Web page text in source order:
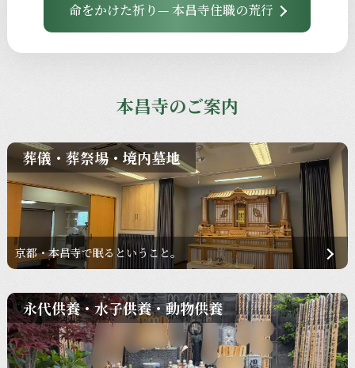
命をかけた祈り— 本昌寺住職の荒行
本昌寺のご案内
葬儀・葬祭場・境内墓地
京都・本昌寺で眠るということ。
永代供養・水子供養・動物供養